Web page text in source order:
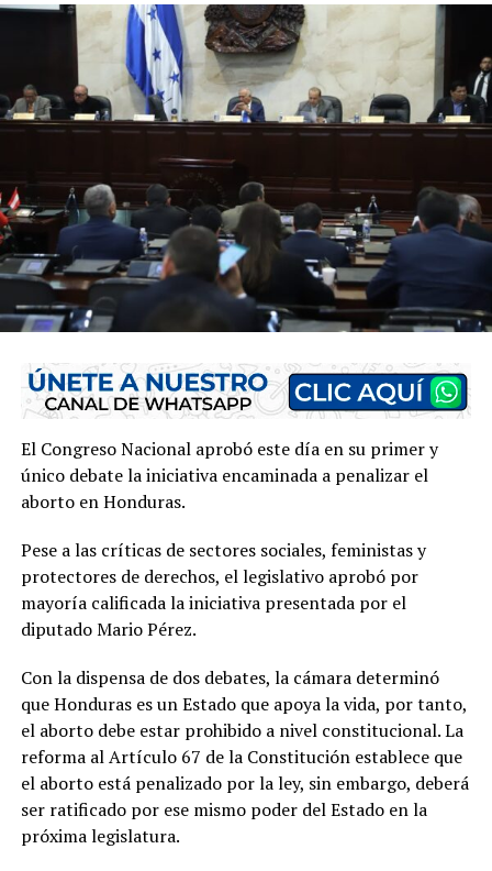
El Congreso Nacional aprobó este día en su primer y
único debate la iniciativa encaminada a penalizar el
aborto en Honduras.
Pese a las críticas de sectores sociales, feministas y
protectores de derechos, el legislativo aprobó por
mayoría calificada la iniciativa presentada por el
diputado Mario Pérez.
Con la dispensa de dos debates, la cámara determinó
que Honduras es un Estado que apoya la vida, por tanto,
el aborto debe estar prohibido a nivel constitucional. La
reforma al Artículo 67 de la Constitución establece que
el aborto está penalizado por la ley, sin embargo, deberá
ser ratificado por ese mismo poder del Estado en la
próxima legislatura.